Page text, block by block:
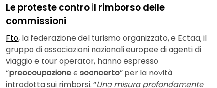
Le proteste contro il rimborso delle
commissioni
Fto, la federazione del turismo organizzato, e Ectaa, il
gruppo di associazioni nazionali europee di agenti di
viaggio e tour operator, hanno espresso
“preoccupazionee sconcerto” per la novità
introdotta sui rimborsi. “Una misura profondamente